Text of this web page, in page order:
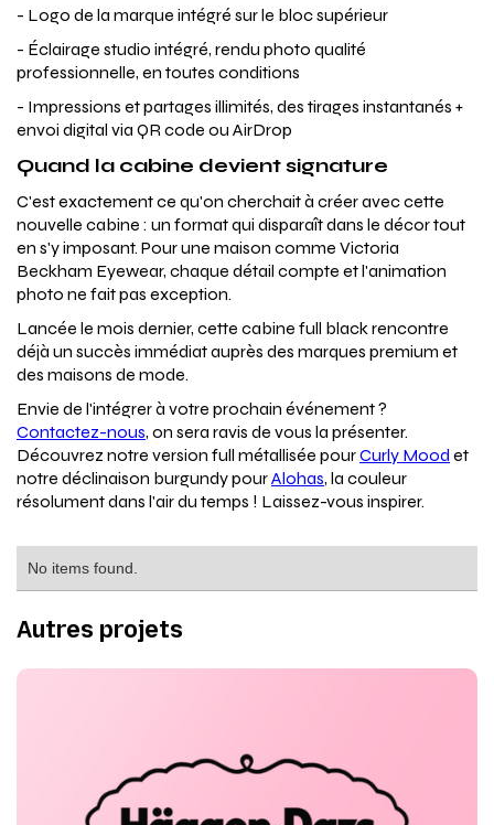
- Logo de la marque intégré sur le bloc supérieur
- Éclairage studio intégré, rendu photo qualité
professionnelle, en toutes conditions
- Impressions et partages illimités, des tirages instantanés +
envoi digital via QR code ou AirDrop
Quand la cabine devient signature
C'est exactement ce qu'on cherchait à créer avec cette
nouvelle cabine : un format qui disparaît dans le décor tout
en s'y imposant. Pour une maison comme Victoria
Beckham Eyewear, chaque détail compte et l'animation
photo ne fait pas exception.
Lancée le mois dernier, cette cabine full black rencontre
déjà un succès immédiat auprès des marques premium et
des maisons de mode.
Envie de l'intégrer à votre prochain événement ?
Contactez-nous, on sera ravis de vous la présenter.
Découvrez notre version full métallisée pourCurly Mood et
notre déclinaison burgundy pourAlohas, la couleur
résolument dans l'air du temps ! Laissez-vous inspirer.
No items found.
Autres projets